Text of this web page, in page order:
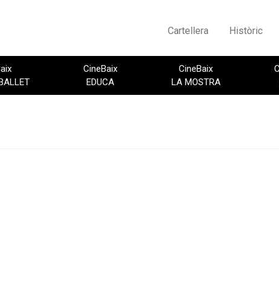
Cartellera Històric
CineBaix
EDUCA
CineBaix
LA MOSTRA